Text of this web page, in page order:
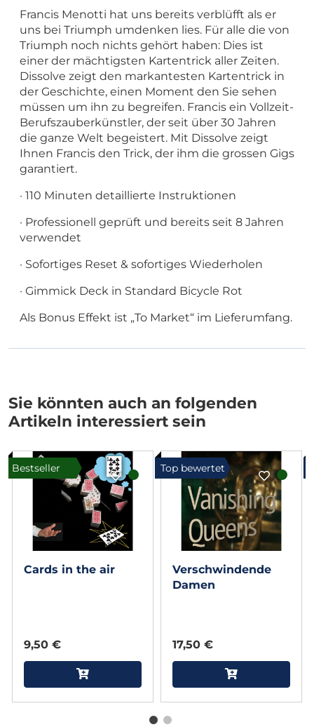
Francis Menotti hat uns bereits verblüfft als er
uns bei Triumph umdenken lies. Für alle die von
Triumph noch nichts gehört haben: Dies ist
einer der mächtigsten Kartentrick aller Zeiten.
Dissolve zeigt den markantesten Kartentrick in
der Geschichte, einen Moment den Sie sehen
müssen um ihn zu begreifen. Francis ein Vollzeit-
Berufszauberkünstler, der seit über 30 Jahren
die ganze Welt begeistert. Mit Dissolve zeigt
Ihnen Francis den Trick, der ihm die grossen Gigs
garantiert.
· 110 Minuten detaillierte Instruktionen
· Professionell geprüft und bereits seit 8 Jahren
verwendet
· Sofortiges Reset & sofortiges Wiederholen
· Gimmick Deck in Standard Bicycle Rot
Als Bonus Effekt ist „To Market“ im Lieferumfang.
Sie könnten auch an folgenden
Artikeln interessiert sein
Bestseller
Cards in the air
9,50 €
Top bewertet
Verschwindende
Damen
17,50 €